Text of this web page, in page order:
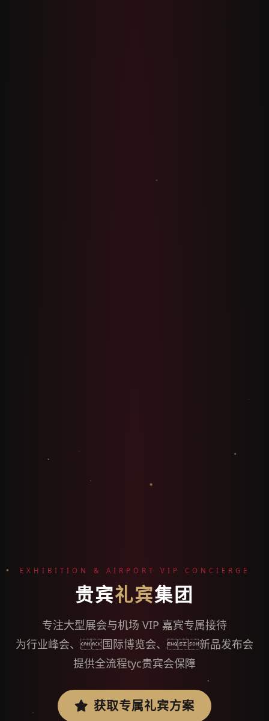
EXHIBITION & AIRPORT VIP CONCIERGE
贵宾礼宾集团
专注大型展会与机场 VIP 嘉宾专属接待
为行业峰会、国际博览会、新品发布会
提供全流程tyc贵宾会保障
获取专属礼宾方案